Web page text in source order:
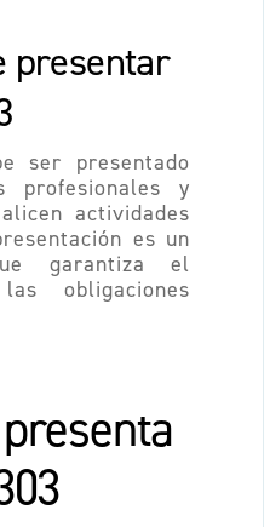
presentar
ser presentado
profesionales y
actividades
es un
garantiza el
obligaciones